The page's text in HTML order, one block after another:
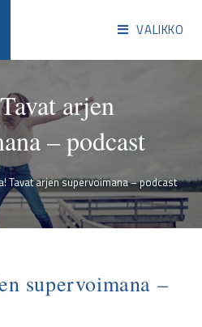
VALIKKO
arjen
– podcast
Tavat arjen supervoimana – podcast
supervoimana –